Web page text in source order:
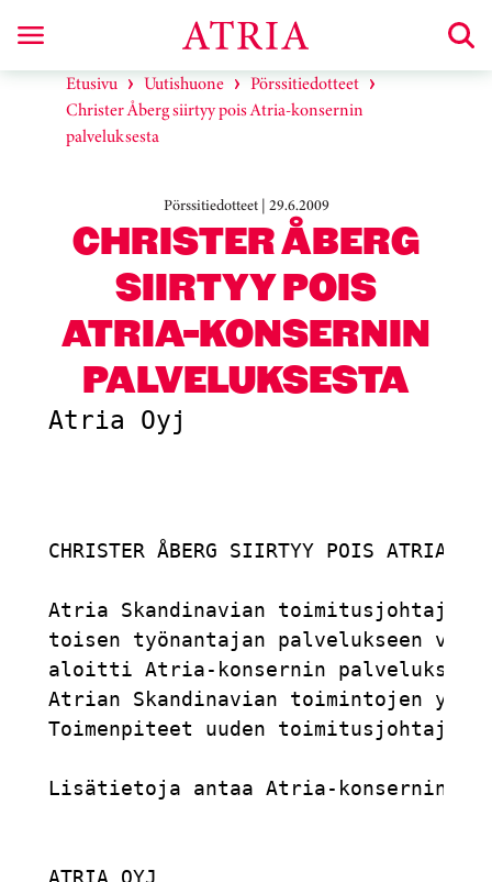
Etusivu Uutishuone
Pörssitiedotteet
Christer Åberg siirtyy pois Atria-konsernin
palveluksesta
Pörssitiedotteet | 29.6.2009
CHRISTER ÅBERG
SIIRTYY POIS
ATRIA-KONSERNIN
PALVELUKSESTA
Atria Oyj
CHRISTER ÅBERG SIIRTYY
Atria Skandinavian
toisen työnantajan palvelukseen
aloitti Atria-konsernin
Atrian Skandinavian
Toimenpiteet uuden
Lisätietoja antaa Atria-konsernin